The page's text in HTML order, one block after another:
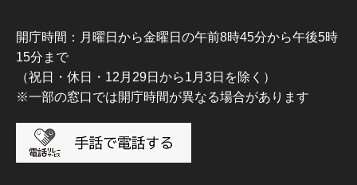
開庁時間：月曜日から金曜日の午前8時45分から午後5時
15分まで
（祝日・休日・12月29日から1月3日を除く）
※一部の窓口では開庁時間が異なる場合があります